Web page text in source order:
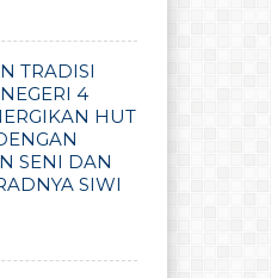
TRADISI
4
HUT
SENI DAN
SIWI